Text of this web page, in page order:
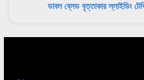
ডাবল ব্লেড বৃত্তাকার স্লাইডিং